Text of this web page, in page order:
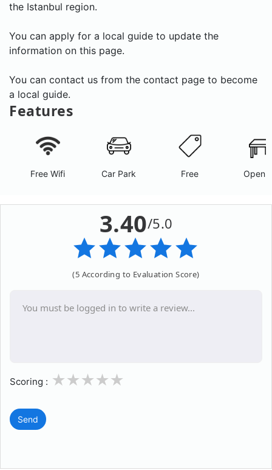
the Istanbul region.
You can apply for a local guide to update the
information on this page.
You can contact us from the contact page to become
a local guide.
Features
Free Wifi Car Park Free Open
3.40/5.0
(5 According to Evaluation Score)
Scoring : 3
2
1
Send